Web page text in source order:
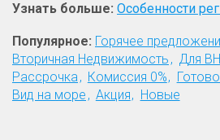
Узнать больше: Особенности
Популярное: Горячее
Вторичная Недвижимость
Для
Рассрочка
Комиссия 0%
Вид на море
Акция Новые